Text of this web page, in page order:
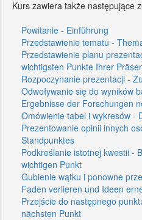
Kurs zawiera także następujące
Powitanie - Einführung
Przedstawienie tematu -
Przedstawienie planu
wichtigsten Punkte Ihrer
Rozpoczynanie prezentacji -
Odwoływanie się do wyników
Ergebnisse der Forschungen
Omówienie tabel i wykresów -
Prezentowanie opinii innych
Standpunktes
Podkreślanie istotnej kwestii -
wichtigen Punkt
Gubienie wątku i ponowne
Faden verlieren und Ideen
Przejście do następnego
nächsten Punkt